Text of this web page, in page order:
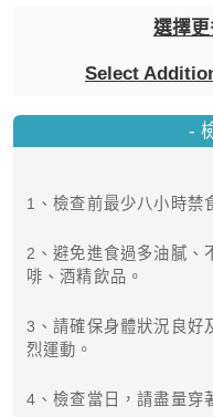
選擇更
Select
-
1、檢查前最少八小時禁
2、避免進食過多油膩、
啡、酒精飲品。
3、請確保身體狀況良好
烈運動。
4、檢查當日，請盡量穿
祝您健康愉快